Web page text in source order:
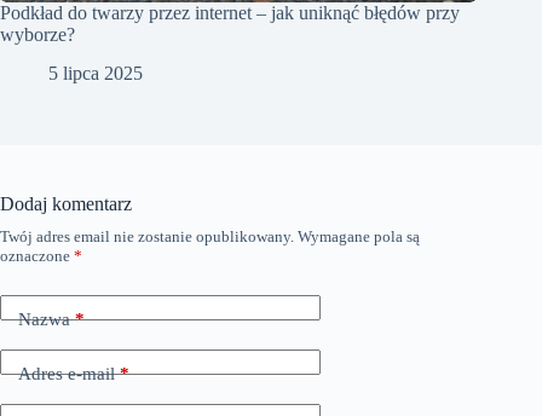
Podkład do twarzy przez internet – jak uniknąć błędów przy
wyborze?
5 lipca 2025
Dodaj komentarz
Twój adres email nie zostanie opublikowany. Wymagane pola są
oznaczone *
Nazwa*
Adres e-mail*